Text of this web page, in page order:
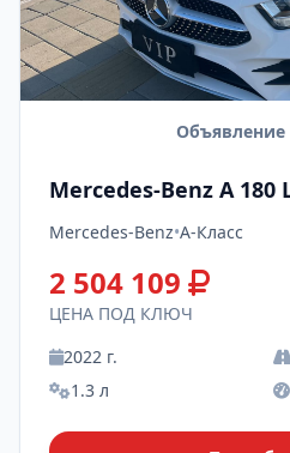
Объявление
Mercedes-Benz A 180
Mercedes-Benz•A-Класс
2 504 109
ЦЕНА ПОД КЛЮЧ
2022 г.
1.3 л